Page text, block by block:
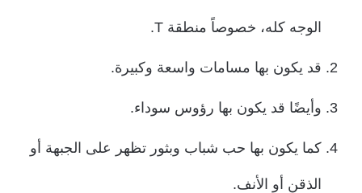
الوجه كله، خصوصاً منطقة T.
قد يكون بها مسامات واسعة وكبيرة.
وأيضًا قد يكون بها رؤوس سوداء.
كما يكون بها حب شباب وبثور تظهر على الجبهة أو
الذقن أو الأنف.